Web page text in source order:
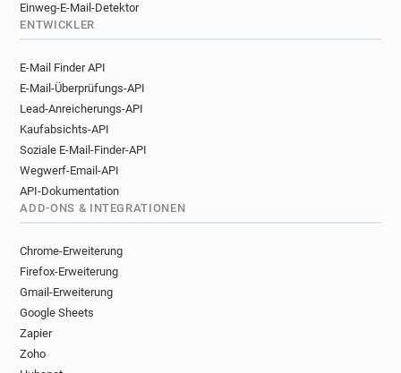
Einweg-E-Mail-Detektor
ENTWICKLER
E-Mail Finder API
E-Mail-Überprüfungs-API
Lead-Anreicherungs-API
Kaufabsichts-API
Soziale E-Mail-Finder-API
Wegwerf-Email-API
API-Dokumentation
ADD-ONS & INTEGRATIONEN
Chrome-Erweiterung
Firefox-Erweiterung
Gmail-Erweiterung
Google Sheets
Zapier
Zoho